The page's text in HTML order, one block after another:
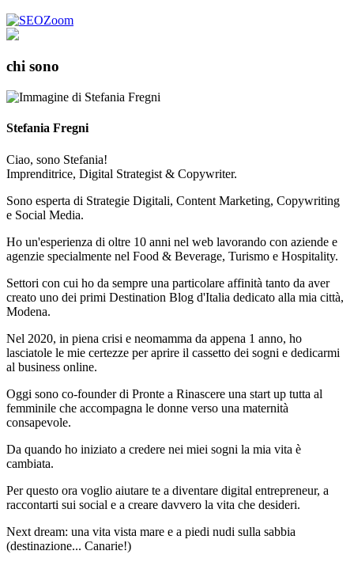
chi sono
Stefania Fregni
Ciao, sono Stefania!
Imprenditrice, Digital Strategist & Copywriter.
Sono esperta di Strategie Digitali, Content Marketing, Copywriting
e Social Media.
Ho un'esperienza di oltre 10 anni nel web lavorando con aziende e
agenzie specialmente nel Food & Beverage, Turismo e Hospitality.
Settori con cui ho da sempre una particolare affinità tanto da aver
creato uno dei primi Destination Blog d'Italia dedicato alla mia città,
Modena.
Nel 2020, in piena crisi e neomamma da appena 1 anno, ho
lasciatole le mie certezze per aprire il cassetto dei sogni e dedicarmi
al business online.
Oggi sono co-founder di Pronte a Rinascere una start up tutta al
femminile che accompagna le donne verso una maternità
consapevole.
Da quando ho iniziato a credere nei miei sogni la mia vita è
cambiata.
Per questo ora voglio aiutare te a diventare digital entrepreneur, a
raccontarti sui social e a creare davvero la vita che desideri.
Next dream: una vita vista mare e a piedi nudi sulla sabbia
(destinazione... Canarie!)